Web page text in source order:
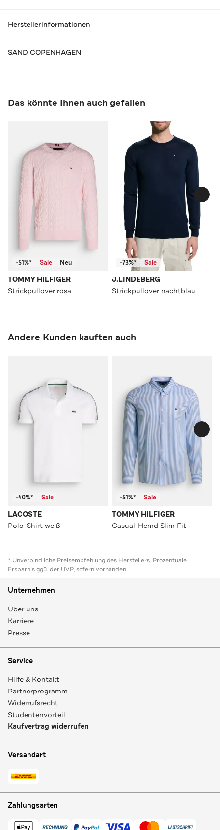
Herstellerinformationen
SAND COPENHAGEN
Das könnte Ihnen auch gefallen
-51%* Sale Neu
TOMMY HILFIGER
Strickpullover rosa
-73%* Sale
J.LINDEBERG
Strickpullover nachtblau
Andere Kunden kauften auch
-40%* Sale
LACOSTE
Polo-Shirt weiß
-51%* Sale
TOMMY HILFIGER
Casual-Hemd Slim Fit
* Unverbindliche Preisempfehlung des Herstellers. Prozentuale
Ersparnis ggü. der UVP, sofern vorhanden
Unternehmen
Über uns
Karriere
Presse
Service
Hilfe & Kontakt
Partnerprogramm
Widerrufsrecht
Studentenvorteil
Kaufvertrag widerrufen
Versandart
Zahlungsarten